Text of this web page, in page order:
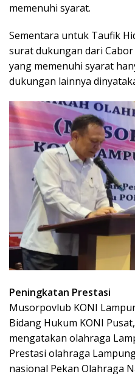
memenuhi syarat.
Sementara untuk Taufik
surat dukungan dari
yang memenuhi syarat
dukungan lainnya
Peningkatan Prestasi
Musorpovlub KONI
Bidang Hukum KONI
mengatakan olahraga
Prestasi olahraga
nasional Pekan Olahraga